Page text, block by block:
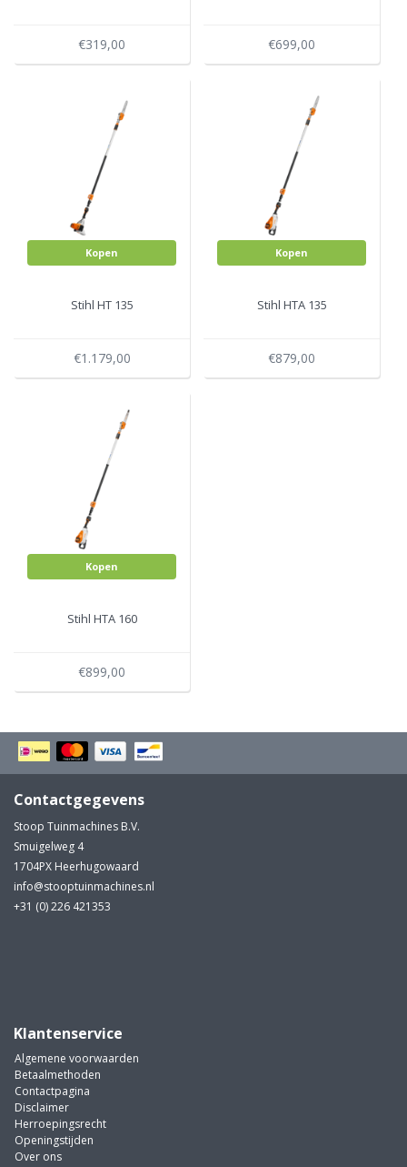
€319,00 €699,00
Kopen
Stihl HT 135
€1.179,00
Kopen
Stihl HTA 135
€879,00
Kopen
Stihl HTA 160
€899,00
Contactgegevens
Stoop Tuinmachines B.V.
Smuigelweg 4
1704PX Heerhugowaard
info@stooptuinmachines.nl
+31 (0) 226 421353
Klantenservice
Algemene voorwaarden
Betaalmethoden
Contactpagina
Disclaimer
Herroepingsrecht
Openingstijden
Over ons